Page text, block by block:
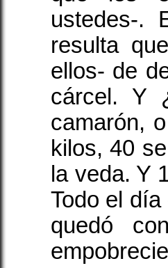
ustedes-.
resulta
ellos- de
cárcel. Y
camarón,
kilos, 40
la veda. Y
Todo el
quedó